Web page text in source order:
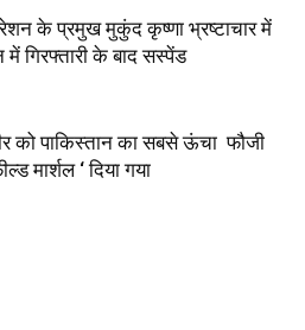
के प्रमुख मुकुंद कृष्णा भ्रष्टाचार में
गिरफ्तारी के बाद सस्पेंड
को पाकिस्तान का सबसे ऊंचा फौजी
मार्शल ‘ दिया गया